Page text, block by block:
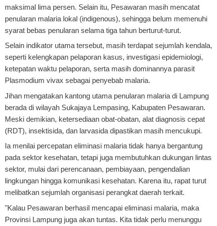
maksimal lima persen. Selain itu, Pesawaran masih mencatat
penularan malaria lokal (indigenous), sehingga belum memenuhi
syarat bebas penularan selama tiga tahun berturut-turut.
Selain indikator utama tersebut, masih terdapat sejumlah kendala,
seperti kelengkapan pelaporan kasus, investigasi epidemiologi,
ketepatan waktu pelaporan, serta masih dominannya parasit
Plasmodium vivax sebagai penyebab malaria.
Jihan mengatakan kantong utama penularan malaria di Lampung
berada di wilayah Sukajaya Lempasing, Kabupaten Pesawaran.
Meski demikian, ketersediaan obat-obatan, alat diagnosis cepat
(RDT), insektisida, dan larvasida dipastikan masih mencukupi.
Ia menilai percepatan eliminasi malaria tidak hanya bergantung
pada sektor kesehatan, tetapi juga membutuhkan dukungan lintas
sektor, mulai dari perencanaan, pembiayaan, pengendalian
lingkungan hingga komunikasi kesehatan. Karena itu, rapat turut
melibatkan sejumlah organisasi perangkat daerah terkait.
"Kalau Pesawaran berhasil mencapai eliminasi malaria, maka
Provinsi Lampung juga akan tuntas. Kita tidak perlu menunggu